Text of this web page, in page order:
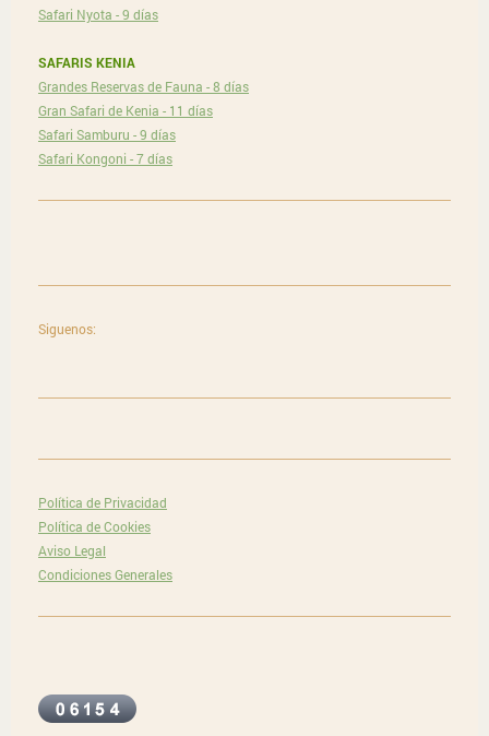
Safari Nyota - 9 días
SAFARIS KENIA
Grandes Reservas de Fauna - 8 días
Gran Safari de Kenia - 11 días
Safari Samburu - 9 días
Safari Kongoni - 7 días
Siguenos:
Política de Privacidad
Política de Cookies
Aviso Legal
Condiciones Generales